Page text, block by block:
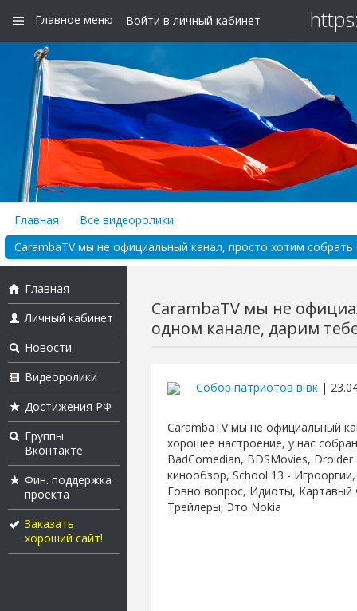
Главное меню Войти в личный кабинет
Главная
Все видеоролики
CarambaTV мы не официальный канал, просто хотим
Главная
Личный кабинет
Новости
Видеоролики
Достижения РФ
Группы
Вконтакте
Фин. поддержка
проекта
Заказать
хороший сайт!
CarambaTV мы не
одном канале, дарим
Собор патриотов в вк |
CarambaTV мы не официальный
хорошее настроение, у нас
BadComedian, BDSMovies, Droider
кинообзор, School 13 -
Говно вопрос, Идиоты, Картавый
Трейлеры, Это Nokia